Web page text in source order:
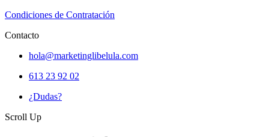
Condiciones de Contratación
Contacto
hola@marketinglibelula.com
613 23 92 02
¿Dudas?
Scroll Up